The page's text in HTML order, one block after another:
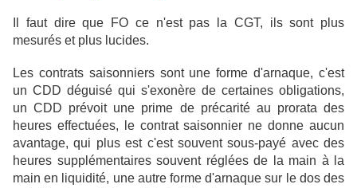
Il faut dire que FO ce n'est pas la CGT, ils sont plus
mesurés et plus lucides.
Les contrats saisonniers sont une forme d'arnaque, c'est
un CDD déguisé qui s'exonère de certaines obligations,
un CDD prévoit une prime de précarité au prorata des
heures effectuées, le contrat saisonnier ne donne aucun
avantage, qui plus est c'est souvent sous-payé avec des
heures supplémentaires souvent réglées de la main à la
main en liquidité, une autre forme d'arnaque sur le dos des